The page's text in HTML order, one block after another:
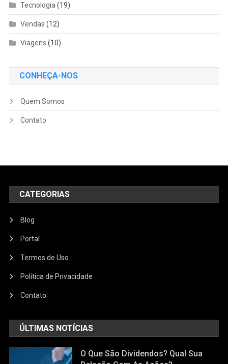
Tecnologia (19)
Vendas (12)
Viagens (10)
CONHEÇA-NOS
Quem Somos
Contato
CATEGORIAS
Blog
Portal
Termos de Uso
Política de Privacidade
Contato
ÚLTIMAS NOTÍCIAS
O Que São Dividendos? Qual Sua